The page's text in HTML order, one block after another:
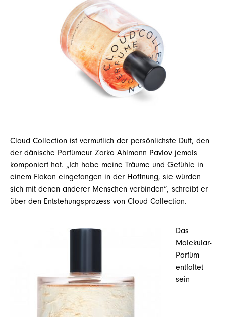
Cloud Collection ist vermutlich der persönlichste Duft, den
der dänische Parfümeur Zarko Ahlmann Pavlov jemals
komponiert hat. „Ich habe meine Träume und Gefühle in
einem Flakon eingefangen in der Hoffnung, sie würden
sich mit denen anderer Menschen verbinden“, schreibt er
über den Entstehungsprozess von Cloud Collection.
Das
Molekular-
Parfüm
entfaltet
sein